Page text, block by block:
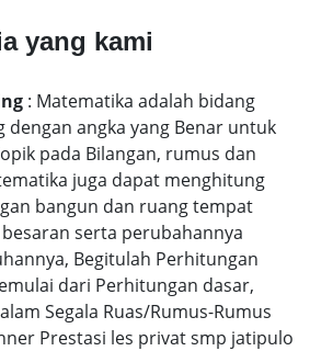
yang kami
: Matematika adalah bidang
angka yang Benar untuk
pada Bilangan, rumus dan
juga dapat menghitung
bangun dan ruang tempat
serta perubahannya
Begitulah Perhitungan
dari Perhitungan dasar,
Segala Ruas/Rumus-Rumus
Prestasi les privat smp jatipulo